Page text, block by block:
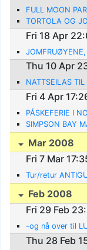
FULL MOON
TORTOLA OG
Fri 18 Apr
Thu 10 Apr
NATTSEILAS
Fri 4 Apr
PÅSKEFERIE I
SIMPSON BAY
Mar 2008
Fri 7 Mar
Tur/retur
Feb 2008
Fri 29 Feb
-og nå over til
Thu 28 Feb